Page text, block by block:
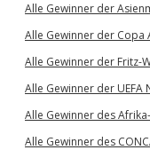
Alle Gewinner der
Alle Gewinner der Copa
Alle Gewinner der Fritz-
Alle Gewinner der UEFA
Alle Gewinner des
Alle Gewinner des